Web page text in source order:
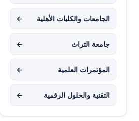
الجامعات والكليات الأهلية ←
جامعة التراث ←
المؤتمرات العلمية ←
التقنية والحلول الرقمية ←